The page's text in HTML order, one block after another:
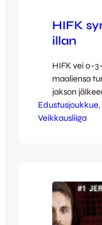
HIFK
illan
HIFK vei 0-
maaliensa
jakson
synkkä
Kuusijärvi ja
Pyhäranta
aikana
Edustusjoukkue,
Veikkausliiga